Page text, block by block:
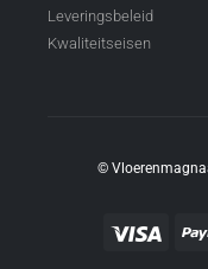
Leveringsbeleid
Kwaliteitseisen
©